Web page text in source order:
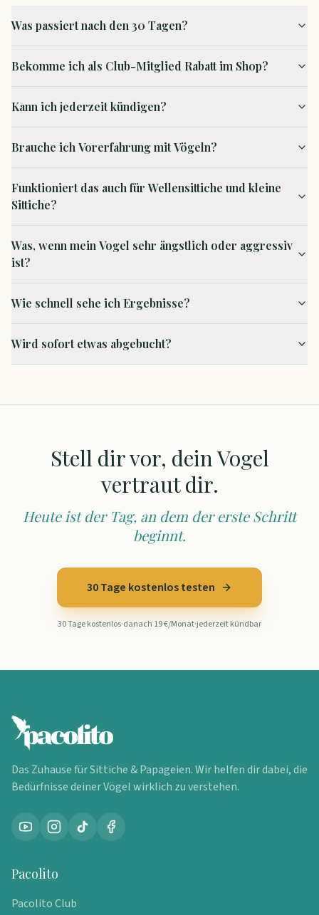
Was passiert nach den 30 Tagen?
Bekomme ich als Club-Mitglied Rabatt im Shop?
Kann ich jederzeit kündigen?
Brauche ich Vorerfahrung mit Vögeln?
Funktioniert das auch für Wellensittiche und kleine
Sittiche?
Was, wenn mein Vogel sehr ängstlich oder aggressiv
ist?
Wie schnell sehe ich Ergebnisse?
Wird sofort etwas abgebucht?
Stell dir vor, dein Vogel
vertraut dir.
Heute ist der Tag, an dem der erste Schritt
beginnt.
30 Tage kostenlos testen
30 Tage kostenlos·danach 19 €/Monat·jederzeit kündbar
Das Zuhause für Sittiche & Papageien. Wir helfen dir dabei, die
Bedürfnisse deiner Vögel wirklich zu verstehen.
Pacolito
Pacolito Club